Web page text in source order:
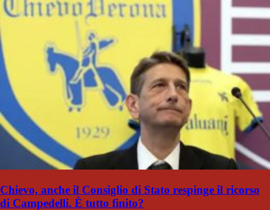
Chievo, anche il Consiglio di Stato respinge il ricorso
di Campedelli. È tutto finito?